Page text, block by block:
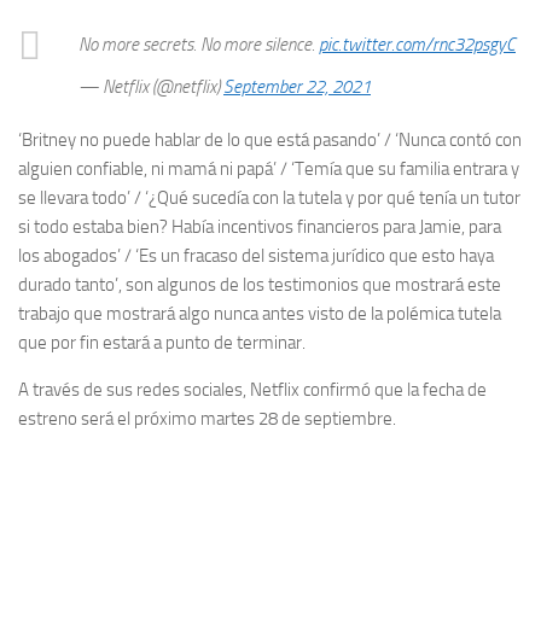
No more secrets. No more silence. pic.twitter.com/rnc32psgyC
— Netflix (@netflix)September 22, 2021
‘Britney no puede hablar de lo que está pasando’ / ‘Nunca contó con
alguien confiable, ni mamá ni papá’ / ‘Temía que su familia entrara y
se llevara todo’ / ‘¿Qué sucedía con la tutela y por qué tenía un tutor
si todo estaba bien? Había incentivos financieros para Jamie, para
los abogados’ / ‘Es un fracaso del sistema jurídico que esto haya
durado tanto’, son algunos de los testimonios que mostrará este
trabajo que mostrará algo nunca antes visto de la polémica tutela
que por fin estará a punto de terminar.
A través de sus redes sociales, Netflix confirmó que la fecha de
estreno será el próximo martes 28 de septiembre.